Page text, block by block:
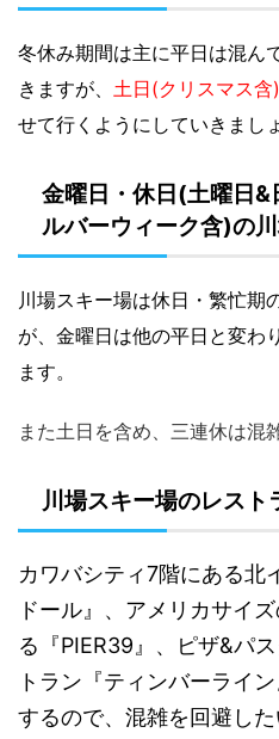
冬休み期間は主に平日は混ん
きますが、 土日(クリスマス含
せて行くようにしていきまし
金曜日・休日(土曜日
ルバーウィーク含)の
川場スキー場は休日・繁忙期
が、金曜日は他の平日と変わ
ます。
また土日を含め、三連休は混
川場スキー場のレスト
カワバシティ7階にある北
ドール』、アメリカサイ
る『PIER39』、ピザ&パ
トラン『ティンバーライ
するので、混雑を回避し